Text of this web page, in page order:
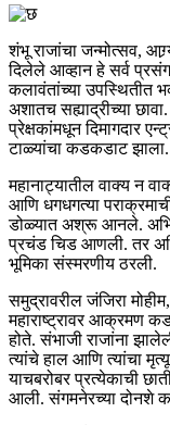
शंभू राजांचा जन्मोत्सव,
दिलेले आव्हान हे सर्व
कलावंतांच्या उपस्थितीत
अशातच सह्याद्रीच्या
प्रेक्षकांमधून दिमागदार
टाळ्यांचा कडकडाट झाला.
महानाट्यातील वाक्य न
आणि धगधगत्या
डोळ्यात अश्रू आनले.
प्रचंड चिड आणली. तर
भूमिका संस्मरणीय ठरली.
समुद्रावरील जंजिरा
महाराष्ट्रावर आक्रमण
होते. संभाजी राजांना
त्यांचे हाल आणि त्यांचा
याचबरोबर प्रत्येकाची
आली. संगमनेरच्या दोनशे